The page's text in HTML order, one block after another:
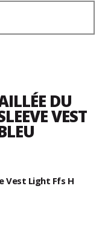
DU
VEST
Vest Light Ffs H